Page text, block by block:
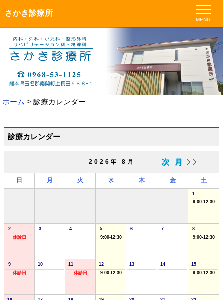
さかき診療所
MENU
ホーム 診療カレンダー
診療カレンダー
2026年 8月
日 月 火 水 木 金 土
1
9:00-12:30
2
休診日
3 4
5
9:00-12:30
6 7
8
9:00-12:30
9
休診日
10
11
休診日
12
9:00-12:30
13 14
15
9:00-12:30